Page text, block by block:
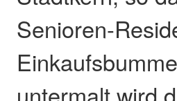
Senioren-
untermalt wird